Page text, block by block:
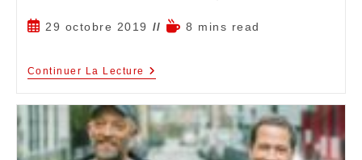
29 octobre 2019 8 mins read
Continuer La Lecture